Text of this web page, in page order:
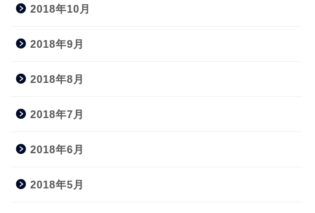
2018年10月
2018年9月
2018年8月
2018年7月
2018年6月
2018年5月